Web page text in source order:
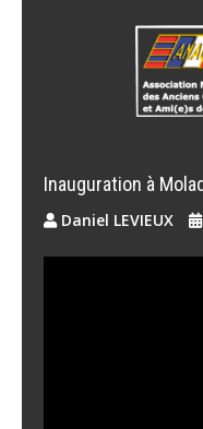
Inauguration à
Daniel LEVIEUX